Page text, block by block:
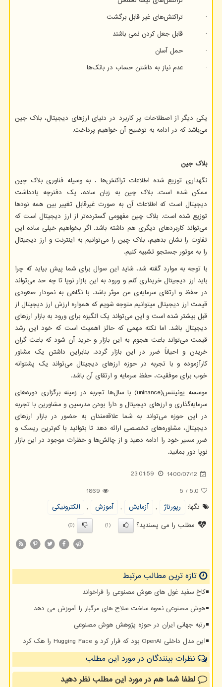
· تراکنش‌های غیر قابل برگشت
· قابل جعل کردن نمی باشند
· حمل آسان
· عدم نیاز به داشتن حساب در بانک‌ها
یکی دیگر از اصطلاحات پر کاربرد در دنیای ارزهای دیجیتال، بلاک جین
می‌باشد که در ادامه به توضیح آن خواهیم پرداخت.
بلاک جین
نگهداری توزیع شده اطلاعات تراکنش‌ها ، به وسیله فناوری بلاک چین
ممکن شده است. بلاک چین به زبان ساده، یک دفترچه یادداشت
دیجیتال است که اطلاعات آن به صورت غیرقابل تغییر بین همه نودها
توزیع شده است. بلاک چین مفهومی گسترده‌تر از ارز دیجیتال است که
می‌تواند کاربردهای دیگری هم داشته باشد. اگر بخواهیم خیلی ساده این
تفاوت را نشان بدهیم، بلاک چین را می‌توانیم به اینترنت و ارز دیجیتال
را به موتور جستجو تشبیه کنیم.
با توجه به موارد گفته شد، شاید این سوال برای شما پیش بیاید که چرا
باید ارز دیجیتال خریداری کنم و ورود به این بازار نوپا تا چه حد می‌تواند
در حفظ و ارتقای سرمایه‌ی من موثر باشد. با نگاهی به نمودار صعودی
قیمت ارز دیجیتال میتوانیم متوجه شویم که همواره ارزش ارز دیجیتال از
قبل بیشتر شده است و این می‌تواند یک انگیزه برای ورود به بازار ارزهای
دیجیتال باشد. اما نکته مهمی ‌که حائز اهمیت است که خود این رشد
قیمت می‌تواند باعث هجوم به این بازار و خرید آن شود که باعث گران
خریدن و احیاناً ضرر در این بازار گردد. بنابراین داشتن یک مشاور
کارآزموده و با تجربه در حوزه ارزهای دیجیتال می‌تواند یک پشتوانه
خوب برای موفقیت، حفظ سرمایه و ارتقای آن باشد.
موسسه یونیننس(uninance) با سال‌ها تجربه در زمینه برگزاری دوره‌های
سرمایه‌گذاری و ارزهای دیجیتال و دارا بودن مدرسین و مشاورین با تجربه
در این حوزه می‌تواند به شما علاقه‌مندان به حضور در بازار ارزهای
دیجیتال، مشاوره‌های تخصصی ارائه دهد تا بتوانید با کم‌ترین ریسک و
ضرر مسیر خود را ادامه دهید و از چالش‌ها و خظرات موجود در این بازار
نوپا دور بمانید.
1400/07/12
23:01:59
5.0
/
5
1869
تگها:
رپورتاژ , آزمایش , آموزش ,
الكترونیكی
مطلب را می پسندید؟
(1)
(0)
تازه ترین مطالب مرتبط
کاخ سفید غول های هوش مصنوعی را فراخواند
هوش مصنوعی نحوه ساخت سلاح های مرگبار را آموزش می دهد
رتبه جهانی ایران در حوزه پژوهش هوش مصنوعی
این مدل داخلی OpenAI بود که فرار کرد و Hugging Face را هک کرد
نظرات بینندگان در مورد این مطلب
لطفا شما همدر مورد این مطلبنظر دهید